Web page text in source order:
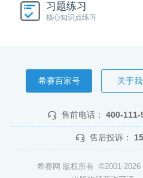
习题练习
核心知识点练习
希赛百家号 关于
售前电话： 400-111-
售后投诉：
希赛网 版权所有 ©2001-